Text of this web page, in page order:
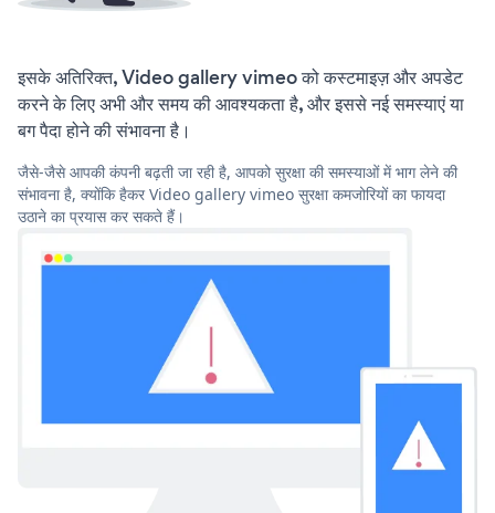
इसके अतिरिक्त, Video gallery vimeo को कस्टमाइज़ और अपडेट
करने के लिए अभी और समय की आवश्यकता है, और इससे नई समस्याएं या
बग पैदा होने की संभावना है।
जैसे-जैसे आपकी कंपनी बढ़ती जा रही है, आपको सुरक्षा की समस्याओं में भाग लेने की
संभावना है, क्योंकि हैकर Video gallery vimeo सुरक्षा कमजोरियों का फायदा
उठाने का प्रयास कर सकते हैं।